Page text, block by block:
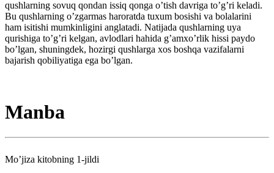
qushlarning sovuq qondan issiq qonga o’tish davriga to’g’ri keladi.
Bu qushlarning o’zgarmas haroratda tuxum bosishi va bolalarini
ham isitishi mumkinligini anglatadi. Natijada qushlarning uya
qurishiga to’g’ri kelgan, avlodlari hahida g’amxo’rlik hissi paydo
bo’lgan, shuningdek, hozirgi qushlarga xos boshqa vazifalarni
bajarish qobiliyatiga ega bo’lgan.
Manba
Mo’jiza kitobning 1-jildi